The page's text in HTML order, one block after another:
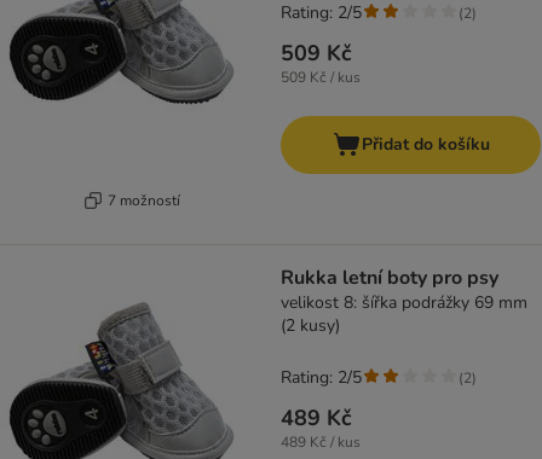
7 možností
509 Kč
509 Kč / kus
Rating: 2/5 (2)
Přidat do košíku
Rukka letní boty pro psy
velikost 8: šířka podrážky 69 mm
(2 kusy)
489 Kč
489 Kč / kus
Rating: 2/5 (2)